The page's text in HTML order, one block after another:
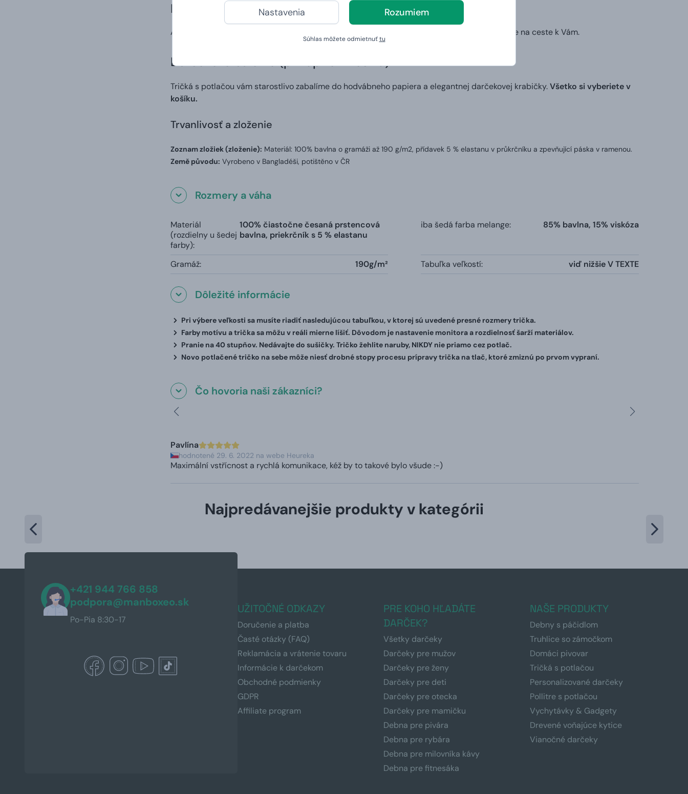
Nastavenia Rozumiem
Súhlas môžete odmietnuťtu
Doručenie do 2. dňa
A to vrátane vašej vlastnej potlače. Vy nám zadáte tričko vašich snov a na druhý deň už bude na ceste k Vám.
Darčekové balenie (prikúpite v košíku)
Tričká s potlačou vám starostlivo zabalíme do hodvábneho papiera a elegantnej darčekovej krabičky.Všetko si vyberiete v
košíku.
Trvanlivosť a zloženie
Zoznam zložiek (zloženie): Materiál: 100% bavlna o gramáži až 190 g/m2, přídavek 5 % elastanu v průkrčníku a zpevňující páska v ramenou.
Země původu: Vyrobeno v Bangladéši, potištěno v ČR
Rozmery a váha
Materiál
(rozdielny u šedej
farby):
100% čiastočne česaná prstencová
bavlna, priekrčník s 5 % elastanu
iba šedá farba melange: 85% bavlna, 15% viskóza
Gramáž: 190g/m² Tabuľka veľkostí: viď nižšie V TEXTE
Dôležité informácie
Pri výbere veľkosti sa musíte riadiť nasledujúcou tabuľkou, v ktorej sú uvedené presné rozmery trička.
Farby motívu a trička sa môžu v reáli mierne líšiť. Dôvodom je nastavenie monitora a rozdielnosť šarží materiálov.
Pranie na 40 stupňov. Nedávajte do sušičky. Tričko žehlite naruby, NIKDY nie priamo cez potlač.
Novo potlačené tričko na sebe môže niesť drobné stopy procesu prípravy trička na tlač, ktoré zmiznú po prvom vypraní.
Čo hovoria naši zákazníci?
Pavlína
hodnotené 29. 6. 2022 na webe Heureka
Maximální vstřícnost a rychlá komunikace, kéž by to takové bylo všude :-)
Najpredávanejšie produkty v kategórii
+421 944 766 858
podpora@manboxeo.sk
Po-Pia 8:30-17
UŽITOČNÉ ODKAZY
Doručenie a platba
Časté otázky (FAQ)
Reklamácia a vrátenie tovaru
Informácie k darčekom
Obchodné podmienky
GDPR
Affiliate program
PRE KOHO HĽADÁTE
DARČEK?
Všetky darčeky
Darčeky pre mužov
Darčeky pre ženy
Darčeky pre deti
Darčeky pre otecka
Darčeky pre mamičku
Debna pre pivára
Debna pre rybára
Debna pre milovníka kávy
Debna pre fitnesáka
NAŠE PRODUKTY
Debny s páčidlom
Truhlice so zámočkom
Domáci pivovar
Tričká s potlačou
Personalizované darčeky
Pollitre s potlačou
Vychytávky & Gadgety
Drevené voňajúce kytice
Vianočné darčeky